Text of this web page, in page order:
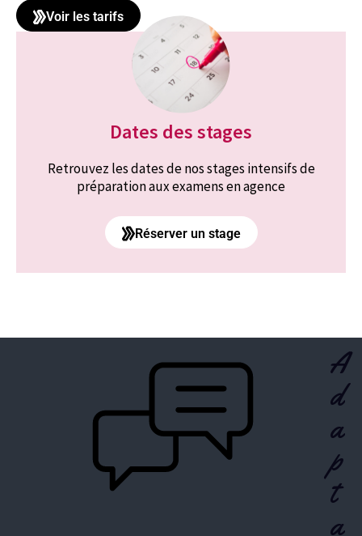
Voir les tarifs
Dates des stages
Retrouvez les dates de nos stages intensifs de
préparation aux examens en agence
Réserver un stage
A
d
a
p
t
a